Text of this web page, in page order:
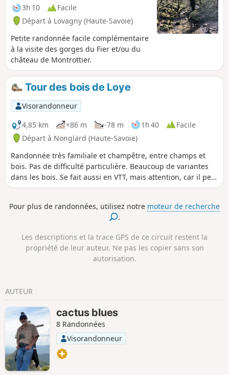
3h 10
Facile
Départ à Lovagny (Haute-Savoie)
Petite randonnée facile complémentaire
à la visite des gorges du Fier et/ou du
château de Montrottier.
Tour des bois de Loye
Visorandonneur
4,85 km
+86 m -78 m 1h 40
Facile
Départ à Nonglard (Haute-Savoie)
Randonnée très familiale et champêtre, entre champs et
bois. Pas de difficulté particulière. Beaucoup de variantes
dans les bois. Se fait aussi en VTT, mais attention, car il peut
y avoir des arbres tombés. Belles vues sur la Montagne
nous sépare de la vallée du Rhône.
Pour plus de randonnées, utilisez notre moteur de recherche
.
Les descriptions et la trace GPS de ce circuit restent la
propriété de leur auteur. Ne pas les copier sans son
autorisation.
AUTEUR
cactus blues
8 Randonnées
Visorandonneur